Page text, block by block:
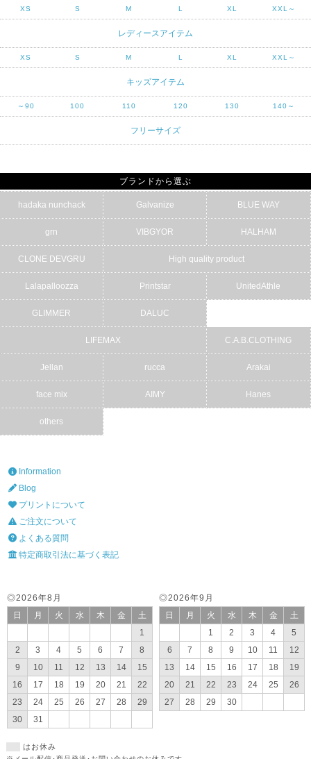
XS S M L XL XXL～
レディースアイテム
XS S M L XL XXL～
キッズアイテム
～90 100 110 120 130 140～
フリーサイズ
ブランドから選ぶ
hadaka nunchack Galvanize BLUE WAY
grn VIBGYOR HALHAM
CLONE DEVGRU High quality product
Lalapalloozza Printstar UnitedAthle
GLIMMER DALUC
LIFEMAX C.A.B.CLOTHING
Jellan rucca Arakai
face mix AIMY Hanes
others
Information
Blog
プリントについて
ご注文について
よくある質問
特定商取引法に基づく表記
◎2026年9月
日
月 火 水 木 金
土
1
2 3 4
5
6
7 8 9 10 11
12
13
14 15 16 17 18
19
20
21 22 23 24 25
26
27
28 29 30
◎2026年8月
日
月 火 水 木 金
土
1
2
3 4 5 6 7
8
9
10 11 12 13 14
15
16
17 18 19 20 21
22
23
24 25 26 27 28
29
30
31
はお休み